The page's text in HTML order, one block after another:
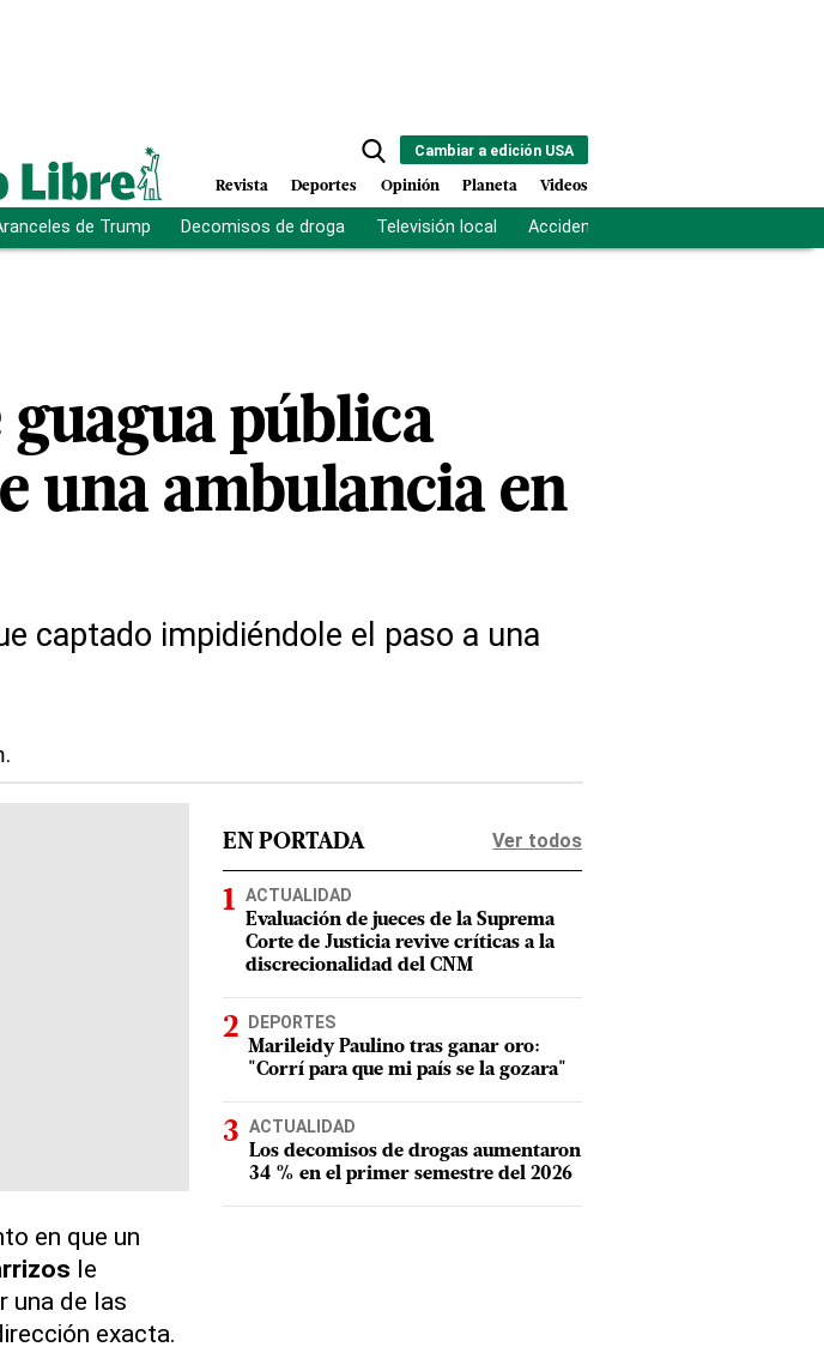
Cambiar a edición USA
Revista Deportes Opinión Planeta Videos
de Trump Decomisos de droga Televisión local Accidente Los Ríos
guagua pública
una ambulancia en
captado impidiéndole el paso a una
en que un
le
una de las
exacta.
EN PORTADA Ver todos
ACTUALIDAD
Evaluación de jueces de la Suprema
Corte de Justicia revive críticas a la
discrecionalidad del CNM
DEPORTES
Marileidy Paulino tras ganar oro:
"Corrí para que mi país se la gozara"
ACTUALIDAD
Los decomisos de drogas aumentaron
34 % en el primer semestre del 2026